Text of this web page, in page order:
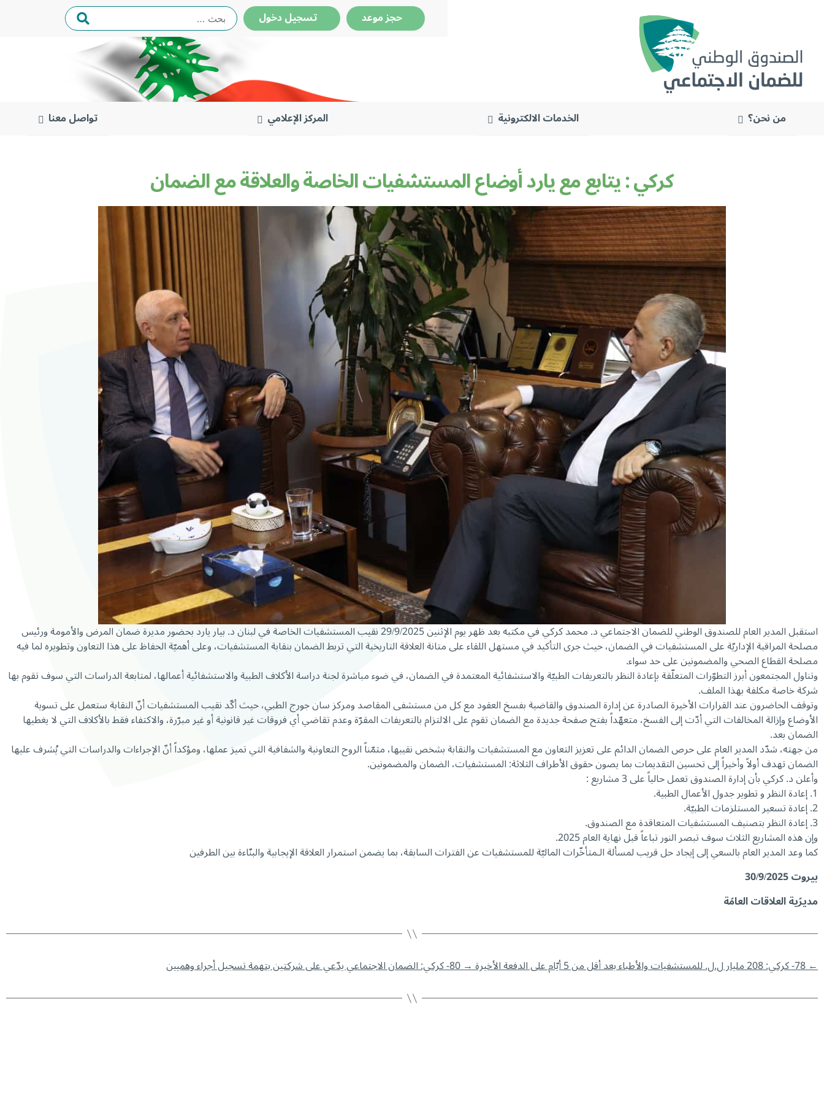
حجز موعد تسجيل دخول البحث
عن:
من نحن؟ الخدمات الالكترونية المركز الإعلامي
تواصل معنا
كركي : يتابع مع يارد أوضاع المستشفيات الخاصة والعلاقة مع الضمان
استقبل المدير العام للصندوق الوطني للضمان الاجتماعي د. محمد كركي في مكتبه بعد ظهر يوم الإثنين 29/9/2025 نقيب المستشفيات الخاصة في لبنان د. بيار يارد بحضور مديرة ضمان المرض والأمومة ورئيس
مصلحة المراقبة الإداريّة على المستشفيات في الضمان، حيث جرى التأكيد في مستهل اللقاء على متانة العلاقة التاريخية التي تربط الضمان بنقابة المستشفيات، وعلى أهميّة الحفاظ على هذا التعاون وتطويره لما فيه
مصلحة القطاع الصحي والمضمونين على حد سواء.
وتناول المجتمعون أبرز التطوّرات المتعلّقة بإعادة النظر بالتعريفات الطبيّة والاستشفائية المعتمدة في الضمان، في ضوء مباشرة لجنة دراسة الأكلاف الطبية والاستشفائية أعمالها، لمتابعة الدراسات التي سوف تقوم بها
شركة خاصة مكلفة بهذا الملف.
وتوقف الحاضرون عند القرارات الأخيرة الصادرة عن إدارة الصندوق والقاضية بفسخ العقود مع كل من مستشفى المقاصد ومركز سان جورج الطبي، حيث أكّد نقيب المستشفيات أنّ النقابة ستعمل على تسوية
الأوضاع وإزالة المخالفات التي أدّت إلى الفسخ، متعهّداً بفتح صفحة جديدة مع الضمان تقوم على الالتزام بالتعريفات المقرّة وعدم تقاضي أي فروقات غير قانونية أو غير مبرّرة، والاكتفاء فقط بالأكلاف التي لا يغطيها
الضمان بعد.
من جهته، شدّد المدير العام على حرص الضمان الدائم على تعزيز التعاون مع المستشفيات والنقابة بشخص نقيبها، مثمّناً الروح التعاونية والشفافية التي تميز عملها، ومؤكداً أنّ الإجراءات والدراسات التي يُشرف عليها
الضمان تهدف أولاً وأخيراً إلى تحسين التقديمات بما يصون حقوق الأطراف الثلاثة: المستشفيات، الضمان والمضمونين.
وأعلن د. كركي بأن إدارة الصندوق تعمل حالياً على 3 مشاريع :
1. إعادة النظر و تطوير جدول الأعمال الطبية.
2. إعادة تسعير المستلزمات الطبيّة.
3. إعادة النظر بتصنيف المستشفيات المتعاقدة مع الصندوق.
وإن هذه المشاريع الثلاث سوف تبصر النور تباعاً قبل نهاية العام 2025.
كما وعد المدير العام بالسعي إلى إيجاد حل قريب لمسألة الـمتأخّرات الماليّة للمستشفيات عن الفترات السابقة، بما يضمن استمرار العلاقة الإيجابية والبنّاءة بين الطرفين
بيروت30/9/2025
مديرّية العلاقات العامّة
←78- كركي: 208 مليار ل.ل. للمستشفيات والأطباء بعد أقل من 5 أيّام على الدفعة الأخيرة →80- كركي: الضمان الاجتماعي يدّعي على شركتين بتهمة تسجيل أجراء وهميين